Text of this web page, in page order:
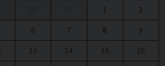
1 2
6 7 8 9
13 14 15 16